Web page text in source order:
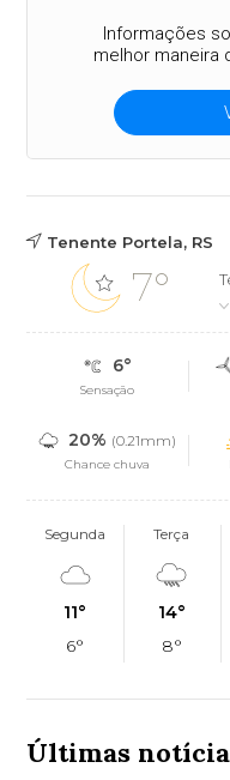
Informações
melhor maneira
Tenente Portela, RS
7°
6°
Sensação
20% (0.21mm)
Chance chuva
Segunda
11°
6°
Terça
14°
8°
Últimas